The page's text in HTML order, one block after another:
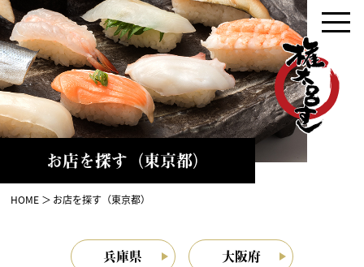
お店を探す（東京都）
HOME お店を探す（東京都）
兵庫県 大阪府